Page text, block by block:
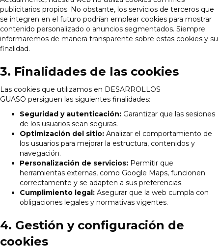
publicitarios propios. No obstante, los servicios de terceros que
se integren en el futuro podrían emplear cookies para mostrar
contenido personalizado o anuncios segmentados. Siempre
informaremos de manera transparente sobre estas cookies y su
finalidad.
3. Finalidades de las cookies
Las cookies que utilizamos en DESARROLLOS
GUASO persiguen las siguientes finalidades:
Seguridad y autenticación: Garantizar que las sesiones
de los usuarios sean seguras.
Optimización del sitio: Analizar el comportamiento de
los usuarios para mejorar la estructura, contenidos y
navegación.
Personalización de servicios: Permitir que
herramientas externas, como Google Maps, funcionen
correctamente y se adapten a sus preferencias.
Cumplimiento legal: Asegurar que la web cumpla con
obligaciones legales y normativas vigentes.
4. Gestión y configuración de
cookies